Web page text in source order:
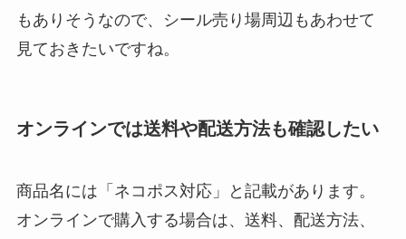
もありそうなので、シール売り場周辺もあわせて
見ておきたいですね。
オンラインでは送料や配送方法も確認したい
商品名には「ネコポス対応」と記載があります。
オンラインで購入する場合は、送料、配送方法、